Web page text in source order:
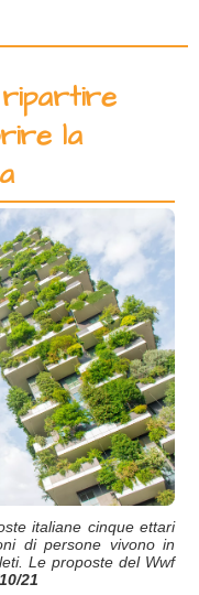
ripartire
la
italiane cinque ettari
di persone vivono in
Le proposte del Wwf
21